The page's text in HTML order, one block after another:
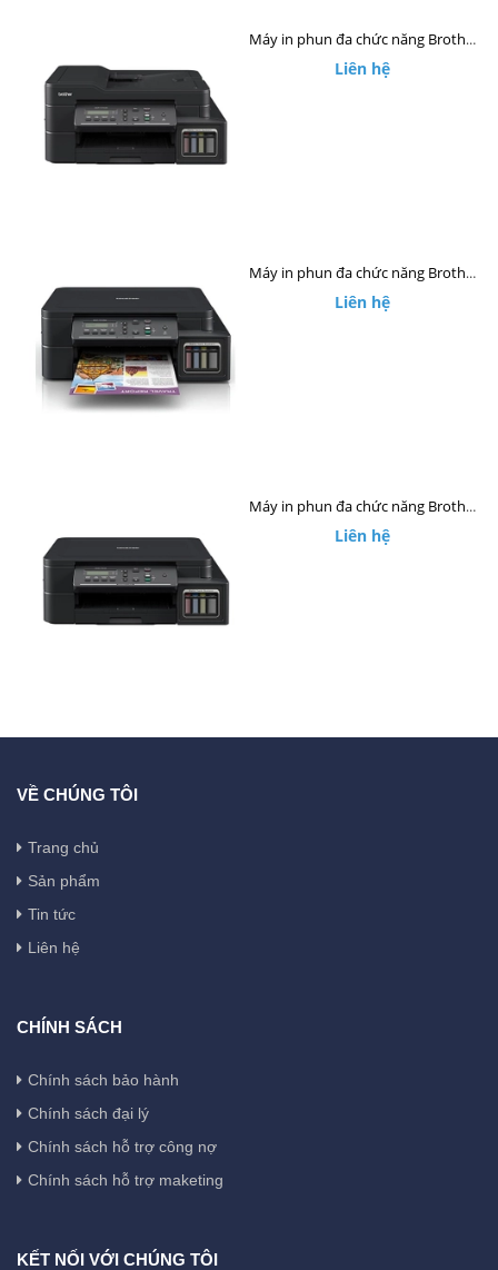
Máy in phun đa chức năng Brother DCP-T710W
Liên hệ
Máy in phun đa chức năng Brother DCP-T510W
Liên hệ
Máy in phun đa chức năng Brother DCP-T310
Liên hệ
VỀ CHÚNG TÔI
Trang chủ
Sản phẩm
Tin tức
Liên hệ
CHÍNH SÁCH
Chính sách bảo hành
Chính sách đại lý
Chính sách hỗ trợ công nợ
Chính sách hỗ trợ maketing
KẾT NỐI VỚI CHÚNG TÔI